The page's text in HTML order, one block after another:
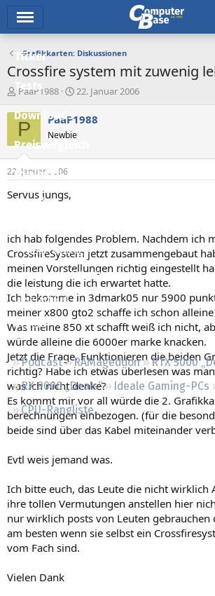
Ticker
Tests
Downloads
Preisvergleich
Forum
Aktuelles
Neue Beiträge
Neueste Aktivitäten
Leserartikel
Regeln
Podcast RAMageddon
RTX 5000
RX 9000 „Deals“
Ideale Gaming-PCs
CPU-Rangliste
Grafikkarten: Diskussionen
Crossfire system mit zuwenig
E
s
e
e
r
PaaP1988
E
s
e
t
22. Januar 2006
P PaaP1988
Newbie
22. Januar 2006
Servus jungs,
ich hab folgendes Problem. Nachdem ich
CrossfireSystem jetzt zusammengebaut
meinen Vorstellungen richtig eingestellt
die leistung die ich erwartet hatte.
Ich bekomme in 3dmark05 nur 5900
meiner x800 gto2 schaffe ich schon
Was meine 850 xt schafft weiß ich nicht,
würde alleine die 6000er marke knacken.
Jetzt die Frage. Funktionieren die beiden
richtig? Habe ich etwas überlesen was
was ich nicht denke?
Es kommt mir vor all würde die 2.
berechnungen einbezogen. (für die
beide sind über das Kabel miteinander
Evtl weis jemand was.
Ich bitte euch, das Leute die nicht wirklich
ihre tollen Vermutungen anstellen hier
nur wirklich posts von Leuten gebrauchen
am besten wenn sie selbst ein
vom Fach sind.
Vielen Dank